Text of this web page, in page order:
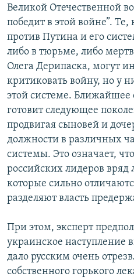
Великой Отечественной
победит в этой войне”.
против Путина и его
либо в тюрьме, либо
Олега Дерипаска, могут
критиковать войну, но у
этой системе.
готовит следующее
продвигая сыновей и
должности в различных
системы. Это означает,
российских лидеров вряд
которые сильно
разделяют власть
При этом, эксперт
украинское наступление
дало русским очень
собственного горького